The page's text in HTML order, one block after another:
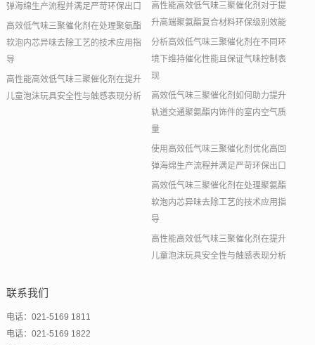
弹海绵生产流程并满足严苛环保出口
高效低气味三聚催化剂在处理聚氨酯
软泡内芯异味去除工艺的技术应用指
导
高性能高效低气味三聚催化剂在提升
儿童泡沫玩具安全性与触感表现分析
高性能高效低气味三聚催化剂对于提
升高端聚氨酯复合材料环保级别效能
分析高效低气味三聚催化剂在不同环
境下维持催化性能且保证气味控制表
现
高效低气味三聚催化剂如何助力提升
轨道交通聚氨酯内饰件的室内空气质
量
使用高效低气味三聚催化剂优化高回
弹海绵生产流程并满足严苛环保出口
高效低气味三聚催化剂在处理聚氨酯
软泡内芯异味去除工艺的技术应用指
导
高性能高效低气味三聚催化剂在提升
儿童泡沫玩具安全性与触感表现分析
联系我们
电话：021-5169 1811
电话：021-5169 1822